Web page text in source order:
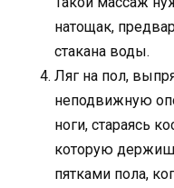
натощак,
стакана воды.
Ляг на пол,
неподвижную
ноги, стараясь
которую
пятками пола,